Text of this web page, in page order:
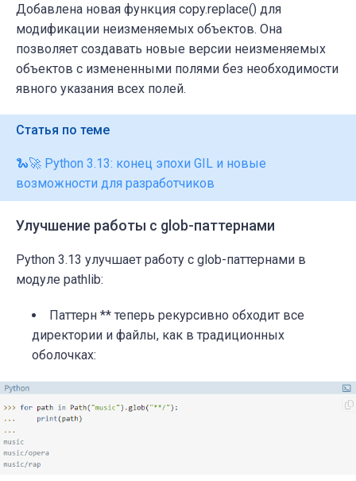
Добавлена новая функция copy.replace() для
модификации неизменяемых объектов. Она
позволяет создавать новые версии неизменяемых
объектов с измененными полями без необходимости
явного указания всех полей.
Статья по теме
🐍🚀 Python 3.13: конец эпохи GIL и новые
возможности для разработчиков
Улучшение работы с glob-паттернами
Python 3.13 улучшает работу с glob-паттернами в
модуле pathlib:
Паттерн ** теперь рекурсивно обходит все
директории и файлы, как в традиционных
оболочках: